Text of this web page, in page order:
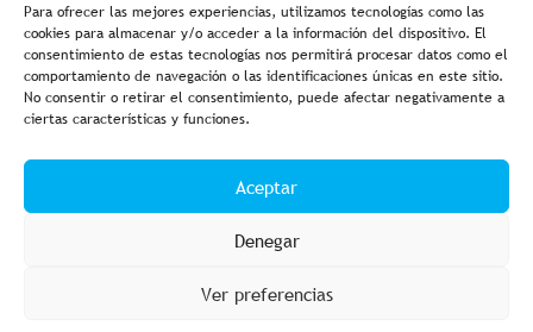
Para ofrecer las mejores experiencias, utilizamos tecnologías como las
cookies para almacenar y/o acceder a la información del dispositivo. El
consentimiento de estas tecnologías nos permitirá procesar datos como el
comportamiento de navegación o las identificaciones únicas en este sitio.
No consentir o retirar el consentimiento, puede afectar negativamente a
ciertas características y funciones.
Aceptar
Denegar
Ver preferencias
Aviso legal y política de privacidad Política de cookies
Condiciones de compra Accesibilidad